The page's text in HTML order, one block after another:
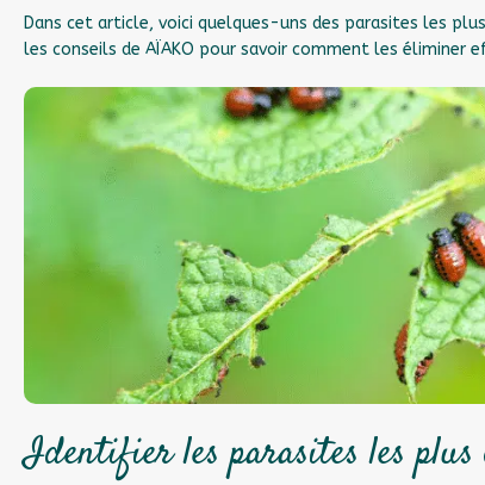
Dans cet article, voici quelques-uns des parasites les
les conseils de AÏAKO pour savoir comment les éliminer
Identifier les parasites les plus